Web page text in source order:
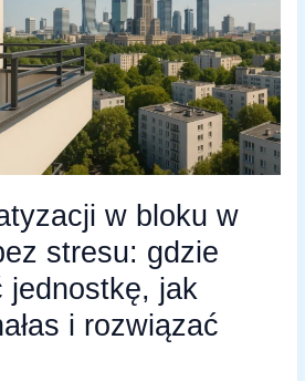
w bloku w
stresu: gdzie
jednostkę, jak
i rozwiązać